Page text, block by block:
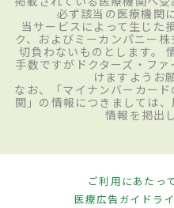
必ず該当の医療機関
当サービスによって生じた
ク、およびミーカンパニー
切負わないものとします。
手数ですがドクターズ・フ
けますようお
なお、「マイナンバーカー
関」の情報につきましては、
情報を掲出
ご利用にあたっ
医療広告ガイドラ